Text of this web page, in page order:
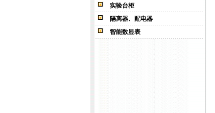
实验台柜
隔离器、配电器
智能数显表